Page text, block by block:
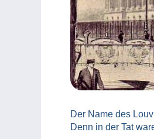
Der Name des
Denn in der Tat